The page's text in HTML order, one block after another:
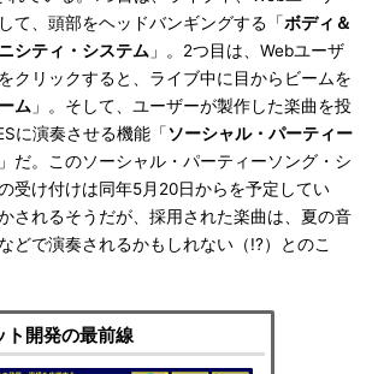
て、頭部をヘッドバンギングする「ボディ＆
シティ・システム 」。2つ目は、Webユーザ
クリックすると、ライブ中に目からビームを
ム 」。そして、ユーザーが製作した楽曲を投
に演奏させる機能「ソーシャル・パーティー
」だ。このソーシャル・パーティーソング・シ
受け付けは同年5月20日からを予定してい
されるそうだが、採用された楽曲は、夏の音
どで演奏されるかもしれない（!?）とのこ
ト開発の最前線